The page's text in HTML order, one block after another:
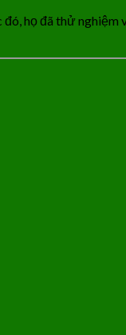
họ đã thử